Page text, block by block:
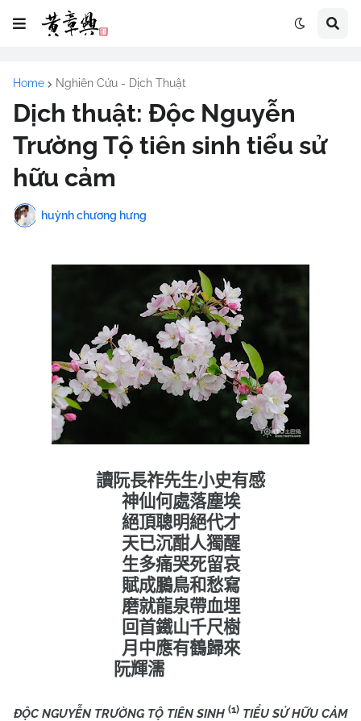
Home Nghiên Cứu - Dịch Thuật
Dịch thuật: Độc Nguyễn
Trường Tộ tiên sinh tiểu sử
hữu cảm
huỳnh chương hưng
讀阮長祚先生小史有感
神仙何處落塵埃
絕頂聰明絕代才
天已沉酣人獨醒
生多痛哭死留哀
賦成鵩鳥和愁寫
磨就龍泉帶血埋
回首鐵山千尺樹
月中應有鶴歸來
阮輝濡
ĐỘC NGUYỄN TRƯỜNG TỘ TIÊN SINH (1) TIỂU SỬ HỮU CẢM